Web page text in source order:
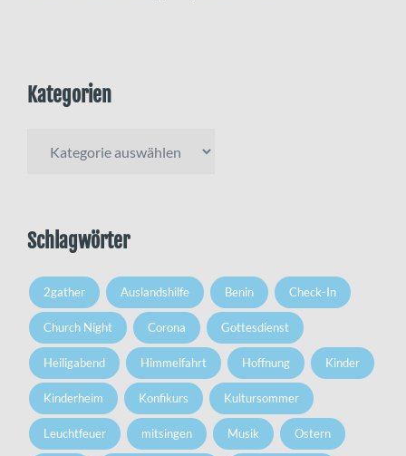
Kategorien
Schlagwörter
2gather Auslandshilfe Benin Check-In
Church Night Corona Gottesdienst
Heiligabend Himmelfahrt Hoffnung Kinder
Kinderheim Konfikurs Kultursommer
Leuchtfeuer mitsingen Musik Ostern